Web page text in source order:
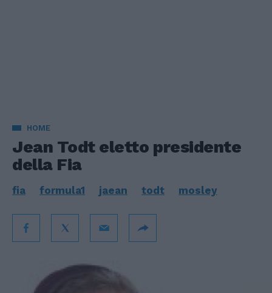
HOME
Jean Todt eletto presidente
della Fia
fia formula1 jaean todt mosley